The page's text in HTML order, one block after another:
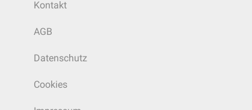
Kontakt
AGB
Datenschutz
Cookies